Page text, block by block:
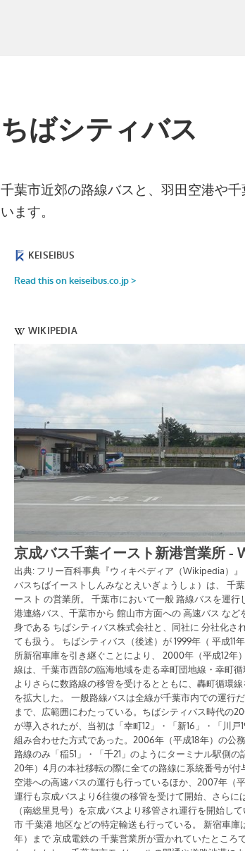
ちばシティバス
千葉市近郊の路線バスと、羽田空港や
います。